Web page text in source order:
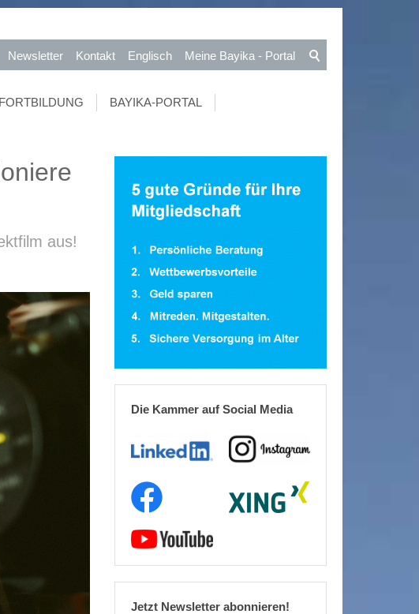
Newsletter Kontakt Englisch Meine Bayika - Portal
FORTBILDUNG
BAYIKA-PORTAL
aus!
Die Kammer auf Social Media
Jetzt Newsletter abonnieren!